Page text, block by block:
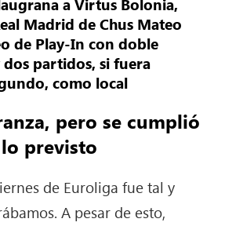
a Virtus Bolonia,
Madrid de Chus Mateo
de Play-In con doble
partidos, si fuera
como local
pero se cumplió
lo previsto
de Euroliga fue tal y
A pesar de esto,